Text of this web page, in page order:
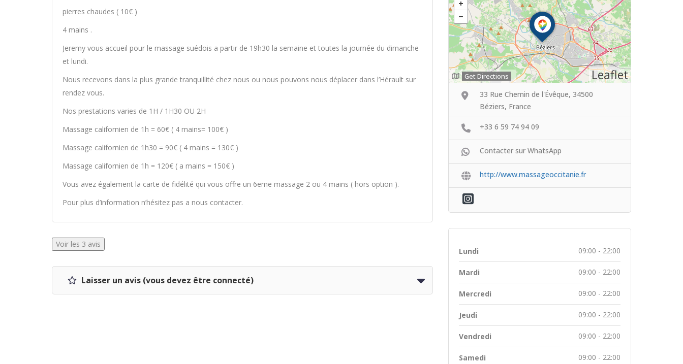
pierres chaudes ( 10€ )
4 mains .
Jeremy vous accueil pour le massage suédois a partir de 19h30 la semaine et toutes la journée du dimanche
et lundi.
Nous recevons dans la plus grande tranquillité chez nous ou nous pouvons nous déplacer dans l’Hérault sur
rendez vous.
Nos prestations varies de 1H / 1H30 OU 2H
Massage californien de 1h = 60€ ( 4 mains= 100€ )
Massage californien de 1h30 = 90€ ( 4 mains = 130€ )
Massage californien de 1h = 120€ ( a mains = 150€ )
Vous avez également la carte de fidélité qui vous offre un 6eme massage 2 ou 4 mains ( hors option ).
Pour plus d’information n’hésitez pas a nous contacter.
Voir les 3 avis
Laisser un avis (vous devez être connecté)
Leaflet
Get Directions
33 Rue Chemin de l'Évêque, 34500
Béziers, France
+33 6 59 74 94 09
Contacter sur WhatsApp
http://www.massageoccitanie.fr
Lundi 09:00 - 22:00
Mardi 09:00 - 22:00
Mercredi 09:00 - 22:00
Jeudi 09:00 - 22:00
Vendredi 09:00 - 22:00
Samedi 09:00 - 22:00